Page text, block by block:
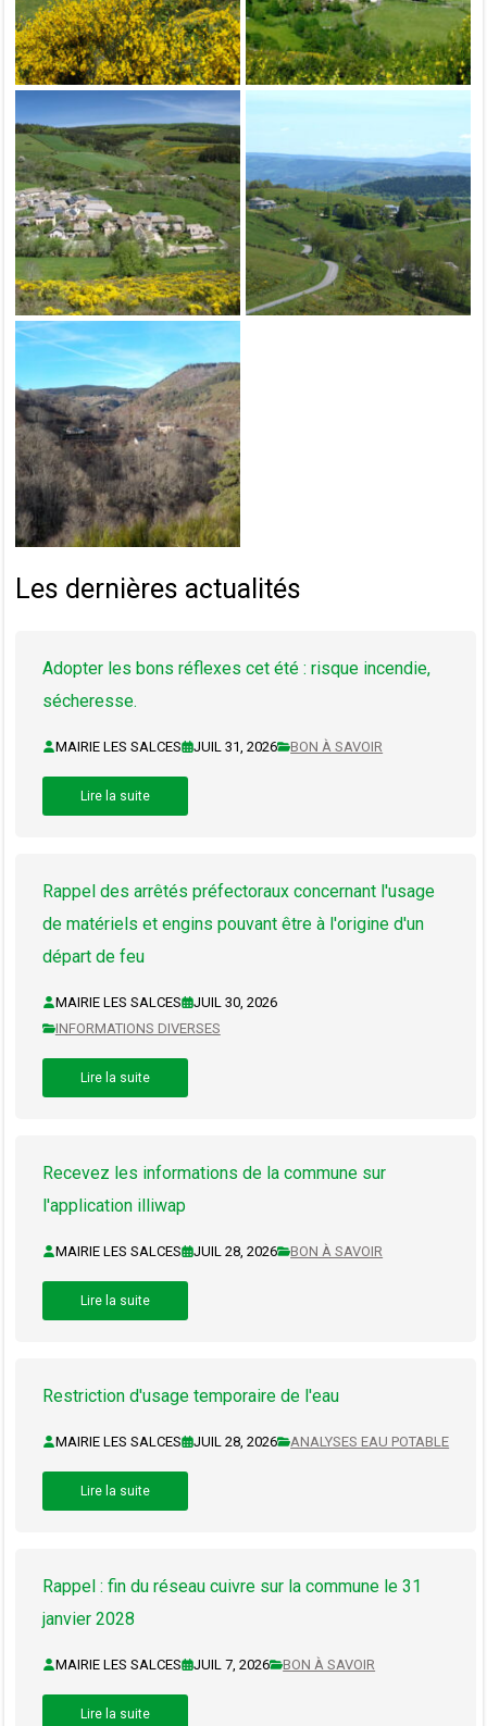
Les dernières actualités
Adopter les bons réflexes cet été : risque incendie,
sécheresse.
MAIRIE LES SALCES JUIL 31, 2026 BON À SAVOIR
Lire la suite
Rappel des arrêtés préfectoraux concernant l'usage
de matériels et engins pouvant être à l'origine d'un
départ de feu
MAIRIE LES SALCES
JUIL 30, 2026
INFORMATIONS DIVERSES
Lire la suite
Recevez les informations de la commune sur
l'application illiwap
MAIRIE LES SALCES JUIL 28, 2026 BON À SAVOIR
Lire la suite
Restriction d'usage temporaire de l'eau
MAIRIE LES SALCES JUIL 28, 2026 ANALYSES EAU POTABLE
Lire la suite
Rappel : fin du réseau cuivre sur la commune le 31
janvier 2028
MAIRIE LES SALCES JUIL 7, 2026 BON À SAVOIR
Lire la suite